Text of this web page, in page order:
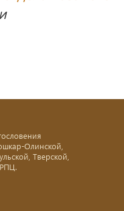
Олинской,
Тверской,